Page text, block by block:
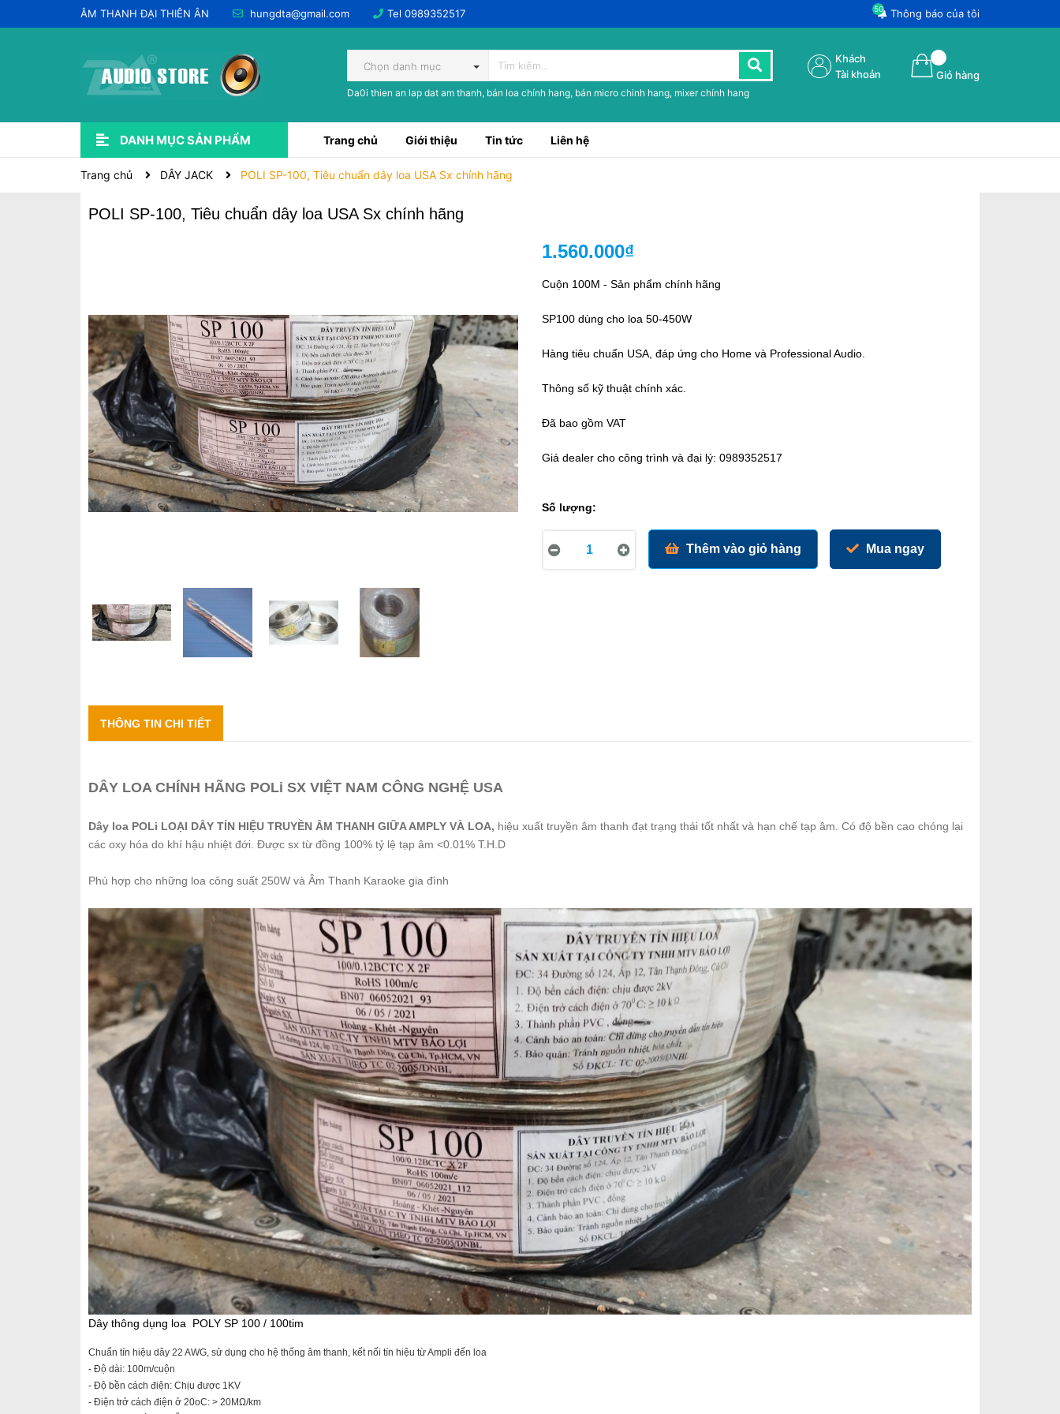
ÂM THANH ĐẠI THIÊN ÂN hungdta@gmail.com Tel 0989352517 Thông báo của tôi
50
Chọn danh mục
Da0i thien an lap dat am thanh, bán loa chính hang, bán micro chinh hang, mixer chính hang
Giỏ hàng
Khách
Tài khoản
DANH MỤC SẢN PHẨM Trang chủ Giới thiệu Tin tức Liên hệ
Trang chủ DÂY JACK POLI SP-100, Tiêu chuẩn dây loa USA Sx chính hãng
POLI SP-100, Tiêu chuẩn dây loa USA Sx chính hãng
1.560.000₫
Cuộn 100M - Sản phẩm chính hãng
SP100 dùng cho loa 50-450W
Hàng tiêu chuẩn USA, đáp ứng cho Home và Professional Audio.
Thông số kỹ thuật chính xác.
Đã bao gồm VAT
Giá dealer cho công trình và đại lý: 0989352517
Số lượng:
Thêm vào giỏ hàng Mua ngay
THÔNG TIN CHI TIẾT
DÂY LOA CHÍNH HÃNG POLi SX VIỆT NAM CÔNG NGHỆ USA
Dây loa POLi LOẠI DÂY TÍN HIỆU TRUYỀN ÂM THANH GIỮA AMPLY VÀ LOA, hiệu xuất truyền âm thanh đạt trạng thái tốt nhất và hạn chế tạp âm. Có độ bền cao chóng lại
các oxy hóa do khí hậu nhiệt đới. Được sx từ đồng 100% tỷ lệ tạp âm <0.01% T.H.D
Phù hợp cho những loa công suất 250W và Âm Thanh Karaoke gia đình
Dây thông dụng loa POLY SP 100 / 100tim
Chuẩn tín hiệu dây 22 AWG, sử dụng cho hệ thống âm thanh, kết nối tín hiệu từ Ampli đến loa
- Độ dài: 100m/cuộn
- Độ bền cách điện: Chịu được 1KV
- Điện trở cách điện ở 20oC: > 20MΩ/km